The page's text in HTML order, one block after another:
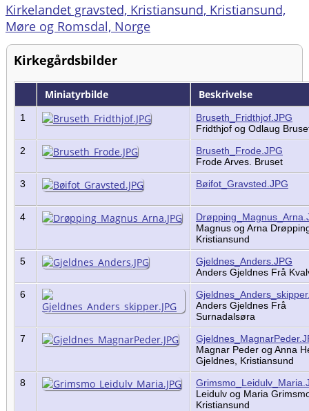
Kirkelandet gravsted, Kristiansund, Kristiansund,
Møre og Romsdal, Norge
Kirkegårdsbilder
Miniatyrbilde Beskrivelse
1
Bruseth_Fridthjof.JPG
Fridthjof og Odlaug
2
Bruseth_Frode.JPG
Frode Arves. Bruset
3
Bøifot_Gravsted.JPG
4
Magnus og Arna
Kristiansund
5
Gjeldnes_Anders.JPG
Anders Gjeldnes Frå
6
Anders Gjeldnes Frå
Surnadalsøra
7
Magnar Peder og Anna
Gjeldnes, Kristiansund
8
Leidulv og Maria
Kristiansund